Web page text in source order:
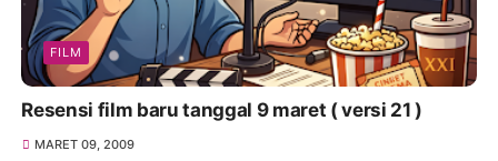
FILM
Resensi film baru tanggal 9 maret ( versi 21 )
MARET 09, 2009